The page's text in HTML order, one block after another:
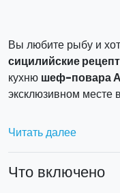
Вы любите рыбу и
сицилийские
кухню шеф-повара
эксклюзивном месте
Как только вы
приветственным
приготовления
Читать далее
Что включено